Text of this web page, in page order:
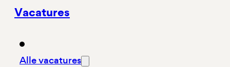
Vacatures
Alle vacatures